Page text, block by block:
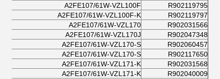
R902119795
A2FE107/61W-VZL100F
R902119797
A2FE107/61W-VZL100F-K
R902031566
A2FE107/61W-VZL170
R902047348
A2FE107/61W-VZL170J
R902060457
A2FE107/61W-VZL170-S
R902117650
A2FE107/61W-VZL170-S
R902031568
A2FE107/61W-VZL171-K
R902040009
A2FE107/61W-VZL171-K